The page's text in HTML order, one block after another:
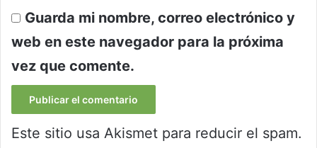
Guarda mi nombre, correo electrónico y
web en este navegador para la próxima
vez que comente.
Este sitio usa Akismet para reducir el spam.